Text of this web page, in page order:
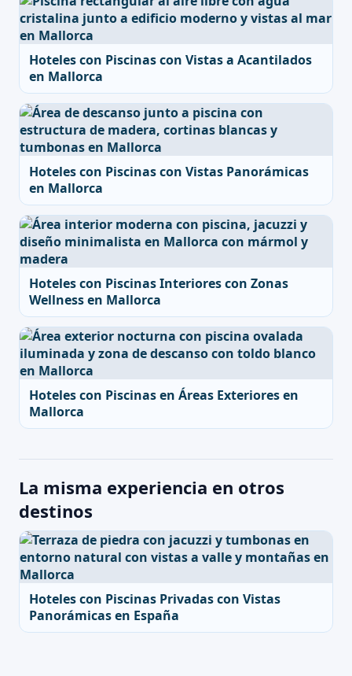
Hoteles con Piscinas con Vistas a Acantilados
en Mallorca
Hoteles con Piscinas con Vistas Panorámicas
en Mallorca
Hoteles con Piscinas Interiores con Zonas
Wellness en Mallorca
Hoteles con Piscinas en Áreas Exteriores en
Mallorca
La misma experiencia en otros
destinos
Hoteles con Piscinas Privadas con Vistas
Panorámicas en España